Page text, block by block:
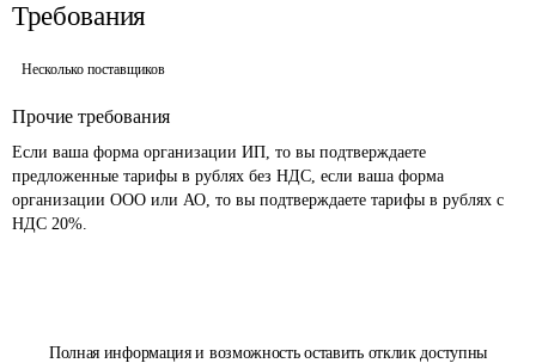
Полная информация и возможность оставить отклик доступны
Требования
Несколько поставщиков
Прочие требования
Если ваша форма организации ИП, то вы подтверждаете
предложенные тарифы в рублях без НДС, если ваша форма
организации ООО или АО, то вы подтверждаете тарифы в рублях с
НДС 20%.